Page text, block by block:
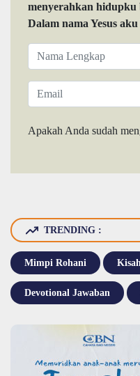
menyerahkan
Dalam nama Yesus
Apakah Anda sudah
TRENDING :
Mimpi Rohani
Devotional Jawaban